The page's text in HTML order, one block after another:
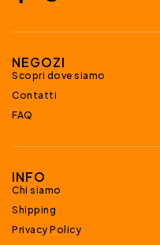
NEGOZI
Scopri dove siamo
Contatti
FAQ
INFO
Chi siamo
Shipping
Privacy Policy